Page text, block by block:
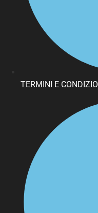
TERMINI E